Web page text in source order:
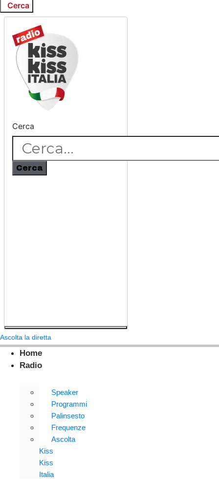
Cerca
Cerca
Cerca
Ascolta la diretta
Home
Radio
Speaker
Programmi
Palinsesto
Frequenze
Ascolta
Kiss
Kiss
Italia